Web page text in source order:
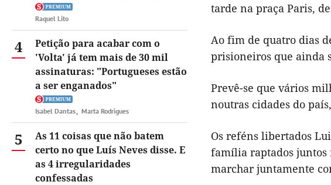
Raquel Lito
4
Petição para acabar com o
'Volta' já tem mais de 30 mil
assinaturas: "Portugueses estão
a ser enganados"
Isabel Dantas Marta Rodrigues
5
As 11 coisas que não batem
certo no que Luís Neves disse. E
as 4 irregularidades
confessadas
tarde na praça Paris,
Ao fim de quatro dias
prisioneiros que ainda
Prevê-se que vários
noutras cidades do
Os reféns libertados
família raptados juntos
marchar juntamente